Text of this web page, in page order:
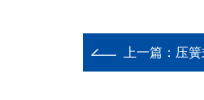
上一篇： 压